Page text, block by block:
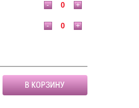
+
-
+
-
В КОРЗИНУ